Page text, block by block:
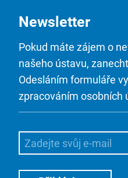
Newsletter
Pokud máte zájem o
našeho ústavu,
Odesláním formuláře
zpracováním osobních